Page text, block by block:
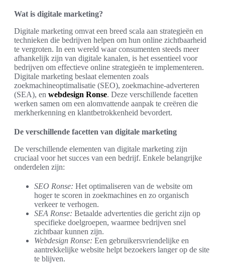
Wat is digitale marketing?
Digitale marketing omvat een breed scala aan strategieën en
technieken die bedrijven helpen om hun online zichtbaarheid
te vergroten. In een wereld waar consumenten steeds meer
afhankelijk zijn van digitale kanalen, is het essentieel voor
bedrijven om effectieve online strategieën te implementeren.
Digitale marketing beslaat elementen zoals
zoekmachineoptimalisatie (SEO), zoekmachine-adverteren
(SEA), en webdesign Ronse. Deze verschillende facetten
werken samen om een alomvattende aanpak te creëren die
merkherkenning en klantbetrokkenheid bevordert.
De verschillende facetten van digitale marketing
De verschillende elementen van digitale marketing zijn
cruciaal voor het succes van een bedrijf. Enkele belangrijke
onderdelen zijn:
SEO Ronse: Het optimaliseren van de website om
hoger te scoren in zoekmachines en zo organisch
verkeer te verhogen.
SEA Ronse: Betaalde advertenties die gericht zijn op
specifieke doelgroepen, waarmee bedrijven snel
zichtbaar kunnen zijn.
Webdesign Ronse: Een gebruikersvriendelijke en
aantrekkelijke website helpt bezoekers langer op de site
te blijven.